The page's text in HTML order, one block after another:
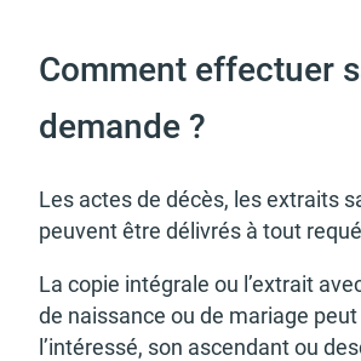
Comment effectuer
demande ?
Les actes de décès, les extraits
peuvent être déli­vrés à tout
La copie inté­grale ou l’ex­trait
de nais­sance ou de mariage
l’in­té­ressé, son ascen­dant ou